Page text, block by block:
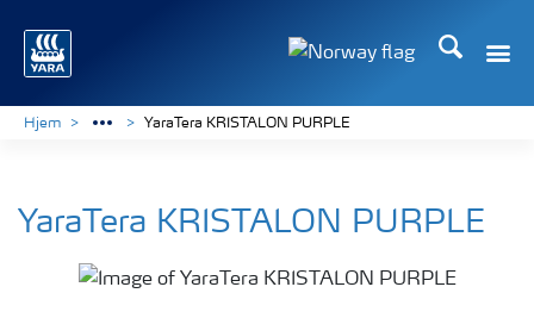
Søk
Hjem YaraTera KRISTALON PURPLE
YaraTera KRISTALON PURPLE